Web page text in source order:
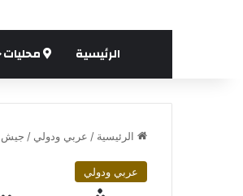
الرئيسية محليات
الرئيسية / عربي ودولي / جيش
عربي ودولي